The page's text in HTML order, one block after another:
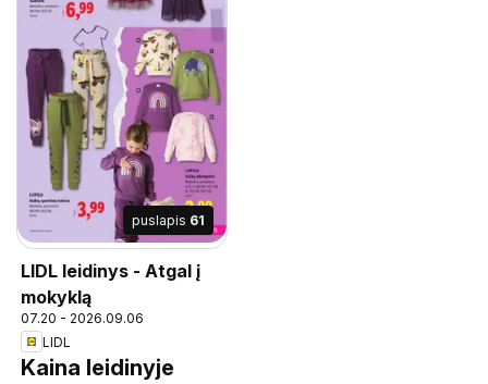
puslapis 61
LIDL leidinys - Atgal į
mokyklą
07.20 - 2026.09.06
LIDL
Kaina leidinyje